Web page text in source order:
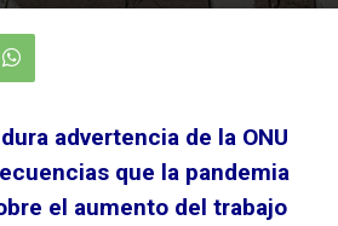
advertencia de la ONU
que la pandemia
el aumento del trabajo